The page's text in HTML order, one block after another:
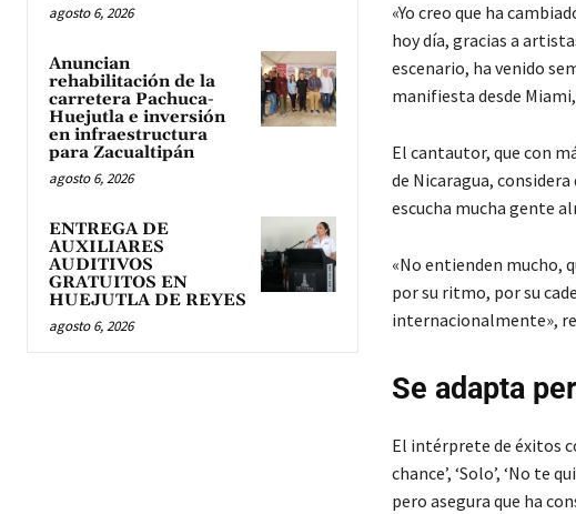
agosto 6, 2026
Anuncian
rehabilitación de la
carretera Pachuca-
Huejutla e inversión
en infraestructura
para Zacualtipán
agosto 6, 2026
ENTREGA DE
AUXILIARES
AUDITIVOS
GRATUITOS EN
HUEJUTLA DE REYES
agosto 6, 2026
«Yo creo que ha
hoy día, gracias a
escenario, ha venido
manifiesta desde
El cantautor, que con
de Nicaragua,
escucha mucha gente
«No entienden mucho,
por su ritmo, por su
internacionalmente»,
Se adapta
El intérprete de éxitos
chance’, ‘Solo’, ‘No te
pero asegura que ha